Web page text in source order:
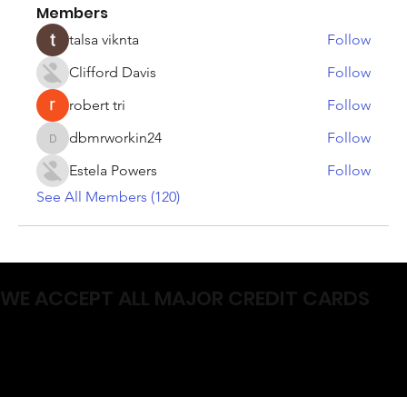
Members
talsa viknta
Follow
Clifford Davis
Follow
robert tri
Follow
dbmrworkin24
dbmrworkin24
Follow
Estela Powers
Follow
See All Members (120)
WE ACCEPT ALL MAJOR CREDIT CARDS